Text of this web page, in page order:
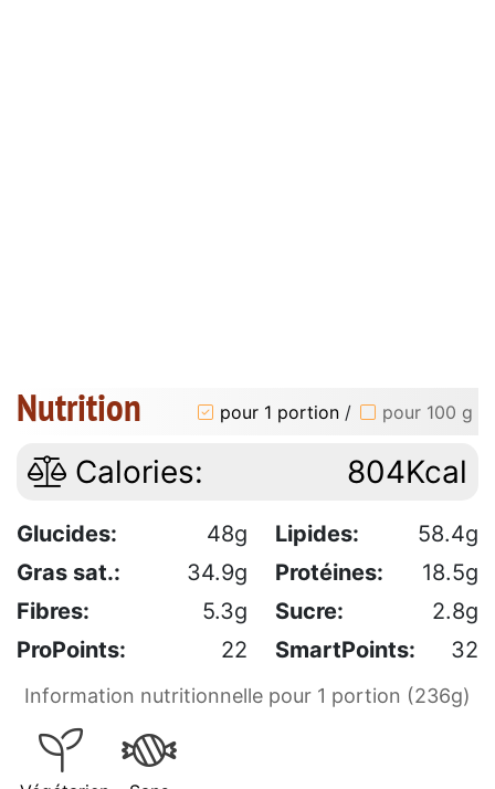
Nutrition pour 1 portion / pour 100 g
Calories: 804Kcal
Glucides: 48g Lipides:
58.4g
Gras sat.:
34.9g Protéines:
18.5g
Fibres:
5.3g Sucre:
2.8g
ProPoints:
22 SmartPoints: 32
Information nutritionnelle pour 1 portion (236g)